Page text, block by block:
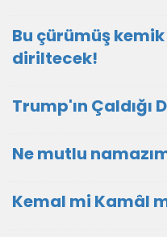
Bu çürümüş
diriltecek!
Trump'ın Çaldığı
Ne mutlu
Kemal mi Kamâl